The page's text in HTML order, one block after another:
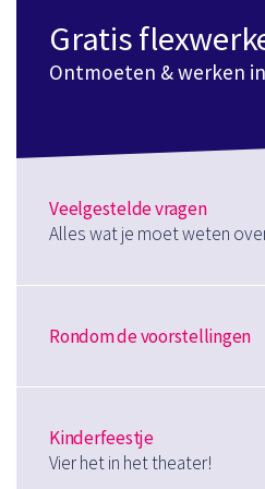
Gratis
Ontmoeten & werken
Veelgestelde vragen
Alles wat je moet weten
Rondom de voorstellingen
Kinderfeestje
Vier het in het theater!